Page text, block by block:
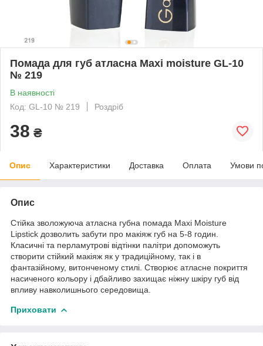
Помада для губ атласна Maxi moisture GL-10
№ 219
В наявності
Код: GL-10 № 219
Роздріб
38 ₴
Опис Характеристики Доставка Оплата Умови
Опис
Стійка зволожуюча атласна губна помада Maxi Moisture
Lipstick дозволить забути про макіяж губ на 5-8 годин.
Класичні та перламутрові відтінки палітри допоможуть
створити стійкий макіяж як у традиційному, так і в
фантазійному, витонченому стилі. Створює атласне покриття
насиченого кольору і дбайливо захищає ніжну шкіру губ від
впливу навколишнього середовища.
Приховати